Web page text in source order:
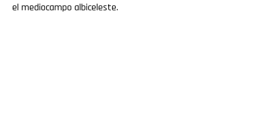
el mediocampo albiceleste.